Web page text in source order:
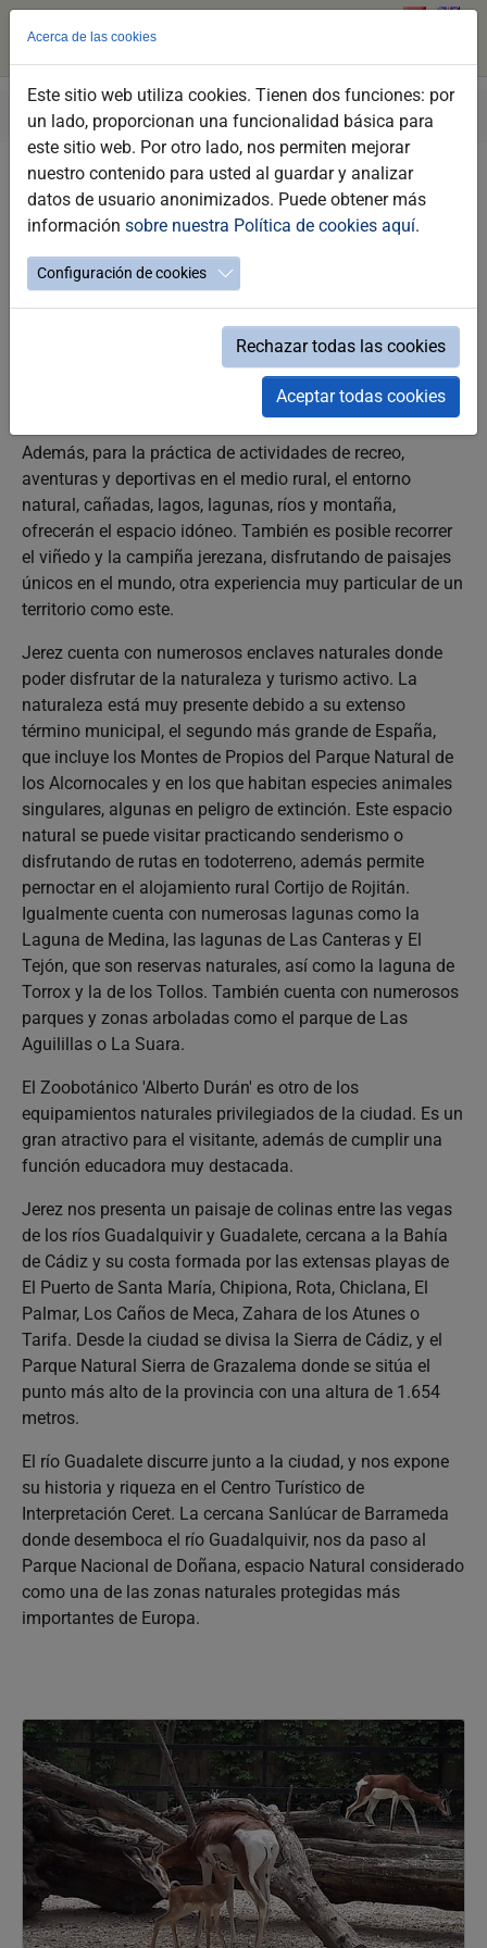
Saltar
contenido
principal
Estás
aquí:
Turismo Jerez Conoce Jerez Naturaleza Activo
Naturaleza y activo
La diversidad y extensión del territorio que abarca la
ciudad hacen de Jerez un lugar muy atractivo para los
amantes de la naturaleza y el turismo activo. En todo el
término se pueden encontrar fincas, dehesas, haciendas y
cortijos en los que descubrir y disfrutar de la naturaleza
Además, para la práctica de actividades de recreo,
aventuras y deportivas en el medio rural, el entorno
natural, cañadas, lagos, lagunas, ríos y montaña,
ofrecerán el espacio idóneo. También es posible recorrer
el viñedo y la campiña jerezana, disfrutando de paisajes
únicos en el mundo, otra experiencia muy particular de un
territorio como este.
Jerez cuenta con numerosos enclaves naturales donde
poder disfrutar de la naturaleza y turismo activo. La
naturaleza está muy presente debido a su extenso
término municipal, el segundo más grande de España,
que incluye los Montes de Propios del Parque Natural de
los Alcornocales y en los que habitan especies animales
singulares, algunas en peligro de extinción. Este espacio
natural se puede visitar practicando senderismo o
disfrutando de rutas en todoterreno, además permite
pernoctar en el alojamiento rural Cortijo de Rojitán.
Igualmente cuenta con numerosas lagunas como la
Laguna de Medina, las lagunas de Las Canteras y El
Tejón, que son reservas naturales, así como la laguna de
Torrox y la de los Tollos. También cuenta con numerosos
parques y zonas arboladas como el parque de Las
Aguilillas o La Suara.
El Zoobotánico 'Alberto Durán' es otro de los
equipamientos naturales privilegiados de la ciudad. Es un
gran atractivo para el visitante, además de cumplir una
función educadora muy destacada.
Jerez nos presenta un paisaje de colinas entre las vegas
de los ríos Guadalquivir y Guadalete, cercana a la Bahía
de Cádiz y su costa formada por las extensas playas de
El Puerto de Santa María, Chipiona, Rota, Chiclana, El
Palmar, Los Caños de Meca, Zahara de los Atunes o
Tarifa. Desde la ciudad se divisa la Sierra de Cádiz, y el
Parque Natural Sierra de Grazalema donde se sitúa el
punto más alto de la provincia con una altura de 1.654
metros.
El río Guadalete discurre junto a la ciudad, y nos expone
su historia y riqueza en el Centro Turístico de
Interpretación Ceret. La cercana Sanlúcar de Barrameda
donde desemboca el río Guadalquivir, nos da paso al
Parque Nacional de Doñana, espacio Natural considerado
como una de las zonas naturales protegidas más
importantes de Europa.
Acerca de las cookies
Este sitio web utiliza cookies. Tienen dos funciones: por
un lado, proporcionan una funcionalidad básica para
este sitio web. Por otro lado, nos permiten mejorar
nuestro contenido para usted al guardar y analizar
datos de usuario anonimizados. Puede obtener más
información sobre nuestra Política de cookies aquí.
Configuración de cookies
Rechazar todas las cookies
Aceptar todas cookies